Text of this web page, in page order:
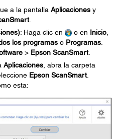
a la pantalla Aplicaciones y
.
: Haga clic en o en Inicio
los programas o Programas
> Epson ScanSmart.
Aplicaciones , abra la carpeta
Epson ScanSmart.
esta: